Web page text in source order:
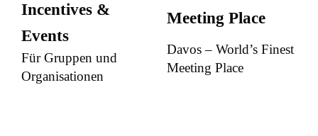
Incentives &
Events
Für Gruppen und
Organisationen
Meeting Place
Davos – World’s Finest
Meeting Place